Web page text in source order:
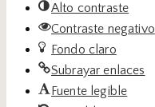
Alto contraste
Contraste negativo
Fondo claro
Subrayar enlaces
Fuente legible